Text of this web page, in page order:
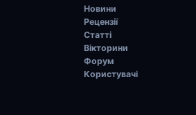
Новини
Рецензії
Статті
Вікторини
Форум
Користувачі